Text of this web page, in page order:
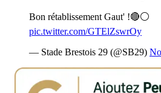
Bon rétablissement Gaut' !🔴⚪
pic.twitter.com/GTElZswrOy
— Stade Brestois 29 (@SB29)